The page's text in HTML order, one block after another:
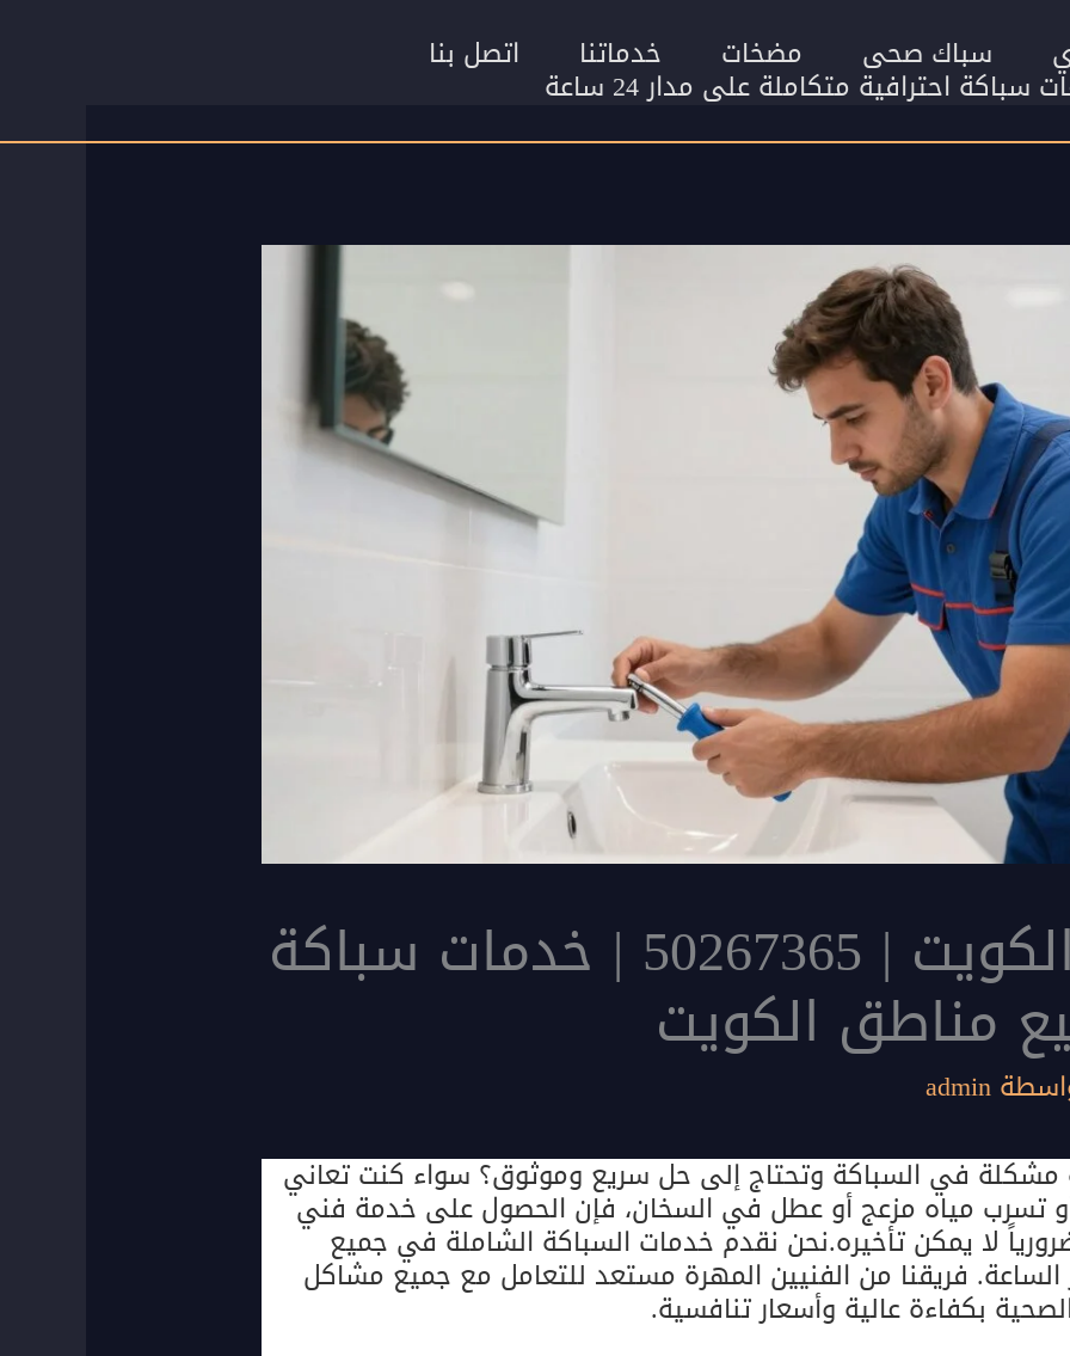
سباك صحى مضخات خدماتنا اتصل بنا
احترافية متكاملة على مدار 24 ساعة
فني صحي الكويت | 50267365 | خدمات سباكة
مناطق الكويت
admin
مشكلة في السباكة وتحتاج إلى حل سريع وموثوق؟ سواء كنت تعاني
تسرب مياه مزعج أو عطل في السخان، فإن الحصول على خدمة فني
لا يمكن تأخيره.نحن نقدم خدمات السباكة الشاملة في جميع
فريقنا من الفنيين المهرة مستعد للتعامل مع جميع مشاكل
بكفاءة عالية وأسعار تنافسية.